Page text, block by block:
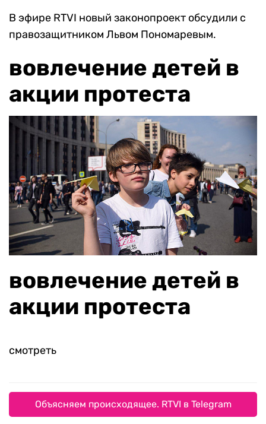
В эфире RTVI новый законопроект обсудили с
правозащитником Львом Пономаревым.
вовлечение детей в
акции протеста
вовлечение детей в
акции протеста
смотреть
Объясняем происходящее. RTVI в Telegram